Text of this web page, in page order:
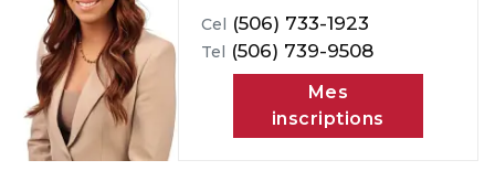
Cel (506) 733-1923
Tel (506) 739-9508
Mes
inscriptions